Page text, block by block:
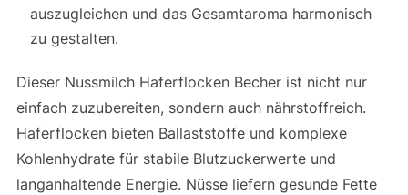
auszugleichen und das Gesamtaroma harmonisch
zu gestalten.
Dieser Nussmilch Haferflocken Becher ist nicht nur
einfach zuzubereiten, sondern auch nährstoffreich.
Haferflocken bieten Ballaststoffe und komplexe
Kohlenhydrate für stabile Blutzuckerwerte und
langanhaltende Energie. Nüsse liefern gesunde Fette